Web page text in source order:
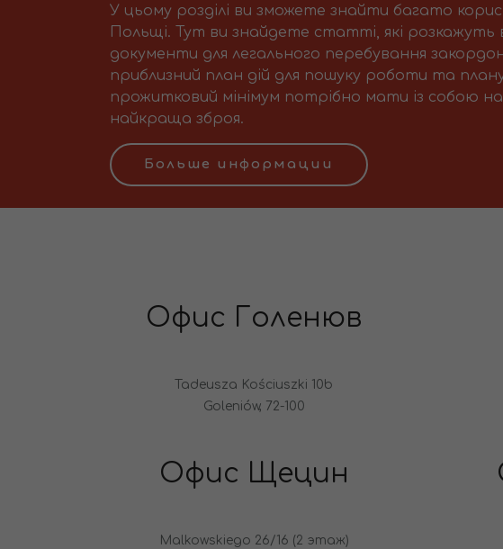
У цьому розділі ви зможете знайти багато
Польщі. Тут ви знайдете статті, які
документи для легального перебування
приблизний план дій для пошуку роботи та
прожитковий мінімум потрібно мати із собою
найкраща зброя.
Больше информации
Офис Голенюв
Tadeusza Kościuszki 10b
Goleniów, 72-100
Офис Щецин
Malkowskiego 26/16 (2 этаж)